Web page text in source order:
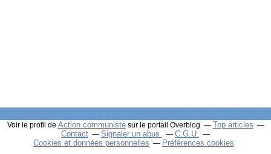
Voir le profil de Action communistesur le portail Overblog
Top articles
Contact
Signaler un abus
C.G.U.
Cookies et données personnelles
Préférences cookies